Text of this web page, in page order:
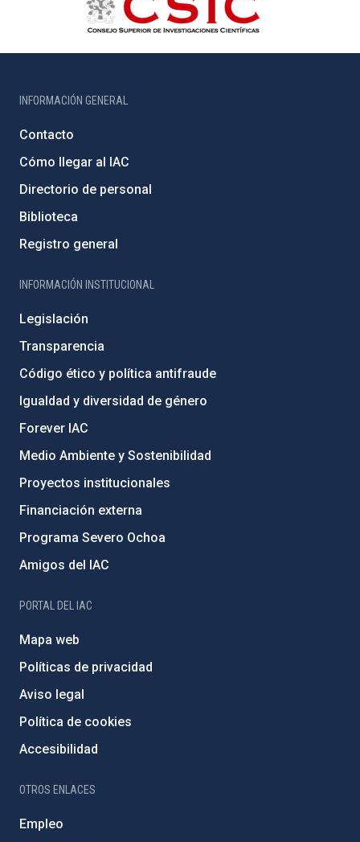
INFORMACIÓN GENERAL
Contacto
Cómo llegar al IAC
Directorio de personal
Biblioteca
Registro general
INFORMACIÓN INSTITUCIONAL
Legislación
Transparencia
Código ético y política antifraude
Igualdad y diversidad de género
Forever IAC
Medio Ambiente y Sostenibilidad
Proyectos institucionales
Financiación externa
Programa Severo Ochoa
Amigos del IAC
PORTAL DEL IAC
Mapa web
Políticas de privacidad
Aviso legal
Política de cookies
Accesibilidad
OTROS ENLACES
Empleo